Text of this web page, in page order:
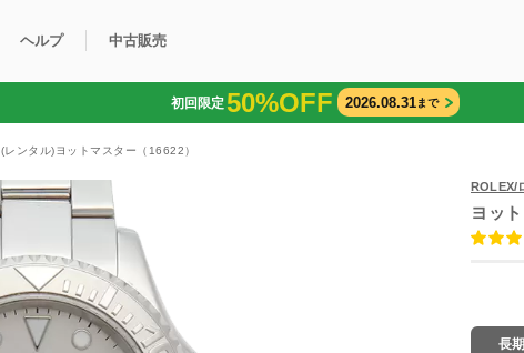
購入可能商品カリトケとは？
ヘルプ
Q&A
中古販売
中古販売商品 ブランド一覧 中古販売について
初回限定50%OFF 2026.08.31まで
(レンタル)ヨットマスター（16622）
ROLEX/
ヨッ
長